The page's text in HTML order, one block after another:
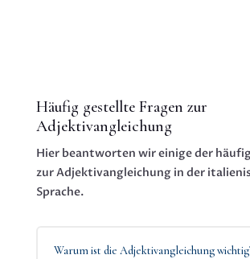
Häufig gestellte Fragen zur
Adjektivangleichung
Hier beantworten wir einige der
zur Adjektivangleichung in der
Sprache.
Warum ist die Adjektivangleichung